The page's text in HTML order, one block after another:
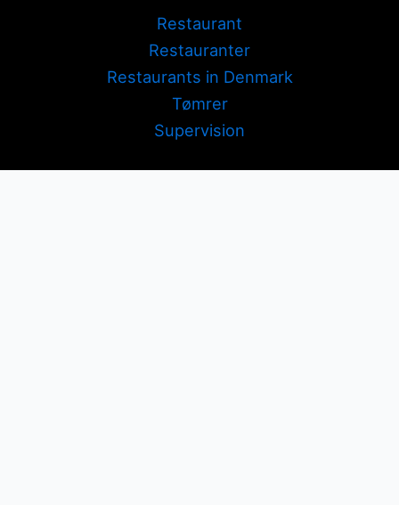
Restaurant
Restauranter
Restaurants in Denmark
Tømrer
Supervision